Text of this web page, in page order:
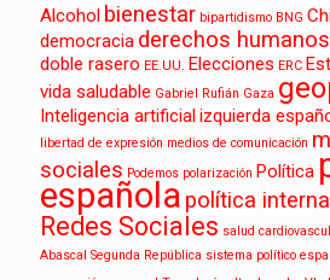
Alcohol bienestar bipartidismo BNG
democracia derechos humanos
doble rasero EE.UU. Elecciones ERC
vida saludable Gabriel Rufián Gaza
Inteligencia artificial izquierda
libertad de expresión medios de comunicación
sociales Podemos polarización Política
española política
Redes Sociales salud
Abascal Segunda República sistema político